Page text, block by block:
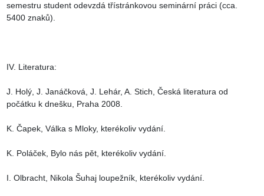
semestru student odevzdá třístránkovou seminární práci (cca.
5400 znaků).
IV. Literatura:
J. Holý, J. Janáčková, J. Lehár, A. Stich, Česká literatura od
počátku k dnešku, Praha 2008.
K. Čapek, Válka s Mloky, kterékoliv vydání.
K. Poláček, Bylo nás pět, kterékoliv vydání.
I. Olbracht, Nikola Šuhaj loupežník, kterékoliv vydání.